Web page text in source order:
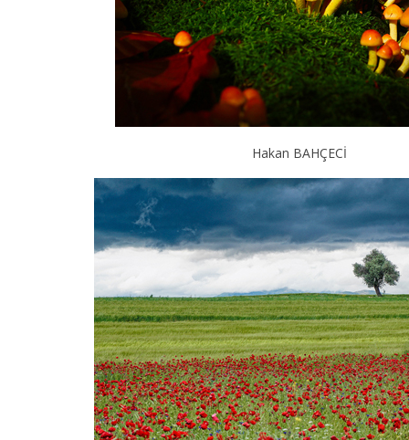
Hakan BAHÇECİ